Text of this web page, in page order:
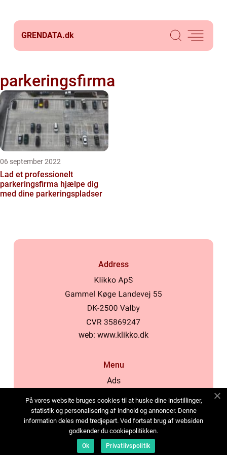
GRENDATA.dk
parkeringsfirma
06 september 2022
Lad et professionelt
parkeringsfirma hjælpe dig
med dine parkeringspladser
Address
web: www.klikko.dk
Menu
Ads
Cookies
Contact
Sitemap
På vores website bruges cookies til at huske dine indstillinger,
statistik og personalisering af indhold og annoncer. Denne
information deles med tredjepart. Ved fortsat brug af websiden
godkender du cookiepolitikken.
Ok Privatlivspolitik